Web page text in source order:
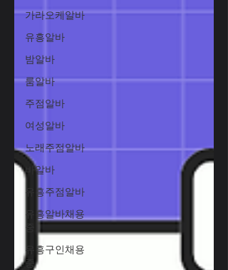
가라오케알바
유흥알바
밤알바
룸알바
주점알바
여성알바
노래주점알바
바알바
유흥주점알바
유흥알바채용
중
유흥구인채용
중